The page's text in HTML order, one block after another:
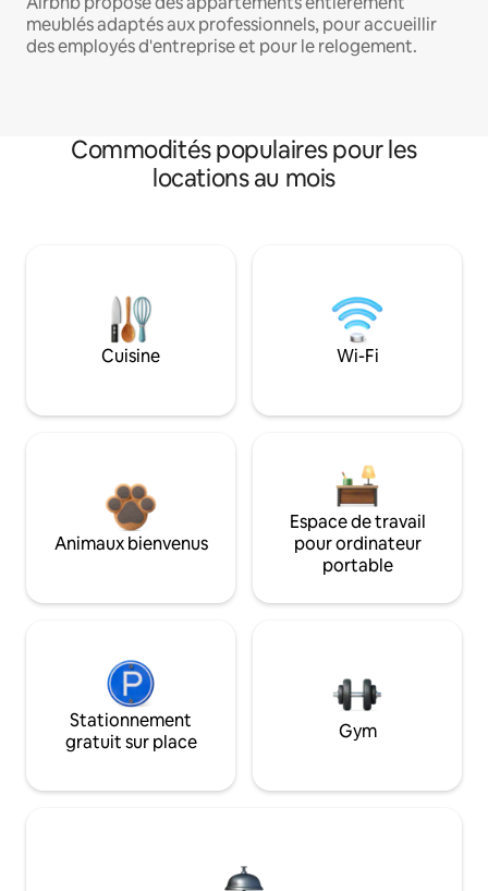
meublés adaptés aux professionnels, pour accueillir
des employés d'entreprise et pour le relogement.
Commodités populaires pour les
locations au mois
Cuisine Wi-Fi
Animaux bienvenus
Espace de travail
pour ordinateur
portable
Stationnement
gratuit sur place
Gym